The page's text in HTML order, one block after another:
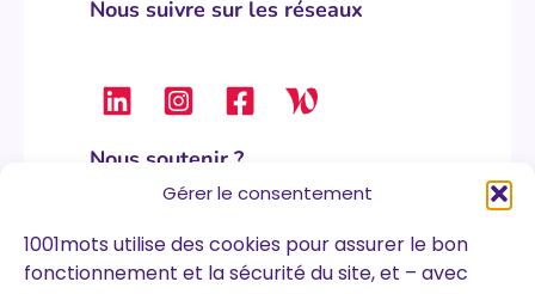
Gérer le consentement
1001mots utilise des cookies pour assurer le bon
fonctionnement et la sécurité du site, et – avec
Nous suivre sur les réseaux
Nous soutenir ?
Nous soutenir